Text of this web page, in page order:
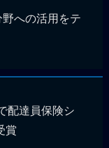
への活用をテ
配達員保険シ
賞